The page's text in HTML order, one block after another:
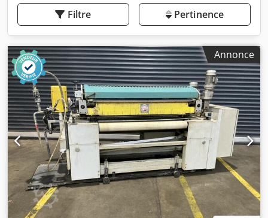
Filtre Pertinence
Annonce